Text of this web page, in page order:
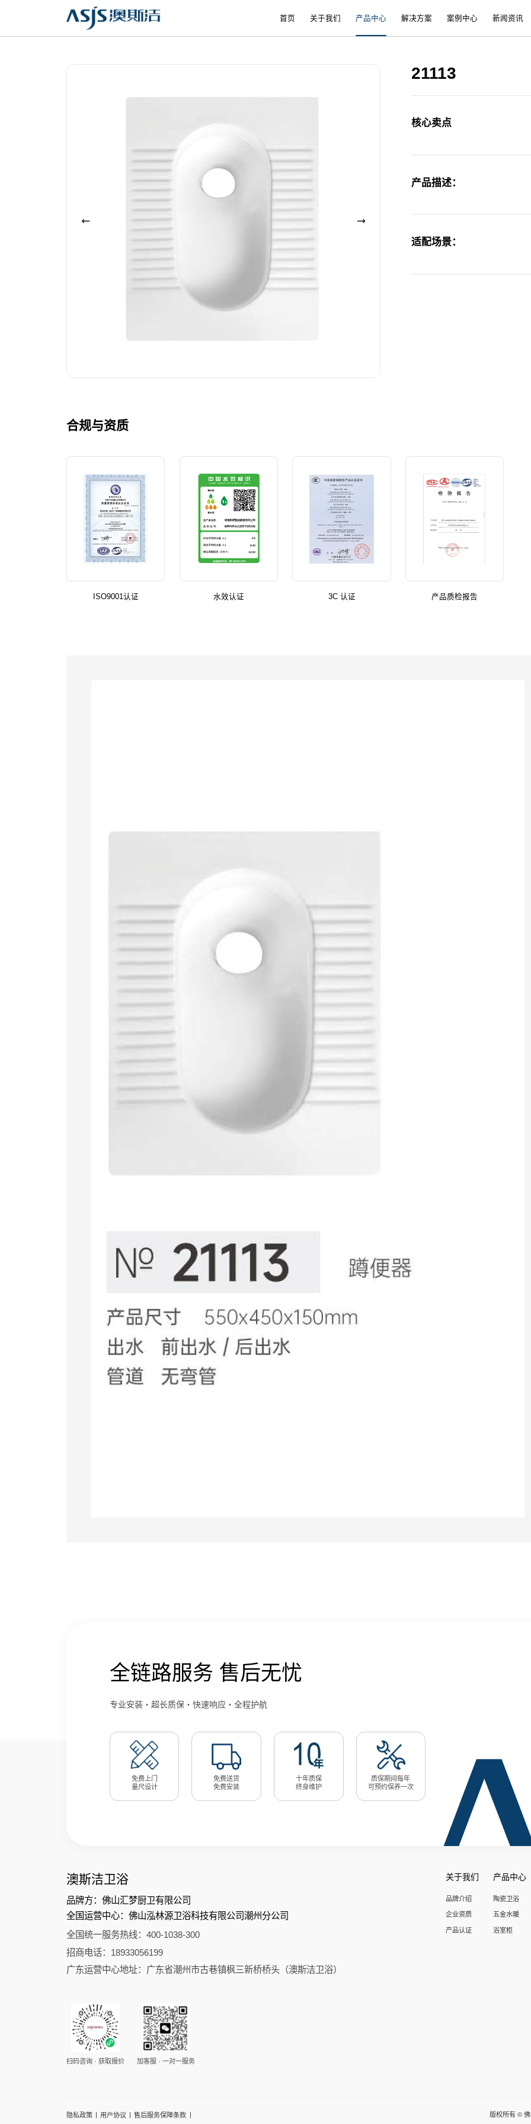
首页 关于我们 产品中心 解决方案 案例中心 新闻资讯
21113
核心卖点
产品描述：
适配场景：
合规与资质
ISO9001认证 水效认证 3C 认证 产品质检报告
全链路服务 售后无忧
专业安装・超长质保・快速响应・全程护航
免费上门
量尺设计
免费送货
免费安装
十年质保
终身维护
质保期间每年
可预约保养一次
澳斯洁卫浴
品牌方：佛山汇梦厨卫有限公司
全国运营中心：佛山泓林源卫浴科技有限公司潮州分公司
全国统一服务热线：400-1038-300
招商电话：18933056199
广东运营中心地址：广东省潮州市古巷镇枫三新桥桥头（澳斯洁卫浴）
扫码咨询 · 获取报价 加客服 · 一对一服务
关于我们
品牌介绍
企业资质
产品认证
产品中心
陶瓷卫浴
五金水暖
浴室柜
隐私政策 | 用户协议 | 售后服务保障条款 | 版权所有 ©